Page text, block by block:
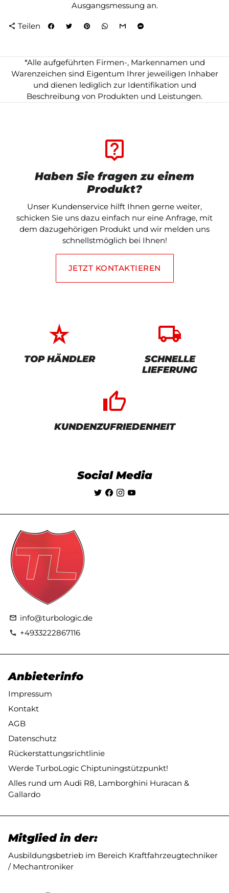
Ausgangsmessung an.
share Teilen
*Alle aufgeführten Firmen-, Markennamen und
Warenzeichen sind Eigentum Ihrer jeweiligen Inhaber
und dienen lediglich zur Identifikation und
Beschreibung von Produkten und Leistungen.
live_help
Haben Sie fragen zu einem
Produkt?
Unser Kundenservice hilft Ihnen gerne weiter,
schicken Sie uns dazu einfach nur eine Anfrage, mit
dem dazugehörigen Produkt und wir melden uns
schnellstmöglich bei Ihnen!
JETZT KONTAKTIEREN
star_rate
TOP HÄNDLER
local_shipping
SCHNELLE
LIEFERUNG
thumb_up_alt
KUNDENZUFRIEDENHEIT
Social Media
email info@turbologic.de
phone +4933222867116
Anbieterinfo
Impressum
Kontakt
AGB
Datenschutz
Rückerstattungsrichtlinie
Werde TurboLogic Chiptuningstützpunkt!
Alles rund um Audi R8, Lamborghini Huracan &
Gallardo
Mitglied in der:
Ausbildungsbetrieb im Bereich Kraftfahrzeugtechniker
/ Mechantroniker